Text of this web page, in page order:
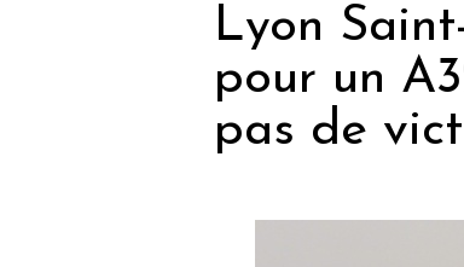
Lyon
pour un
pas de